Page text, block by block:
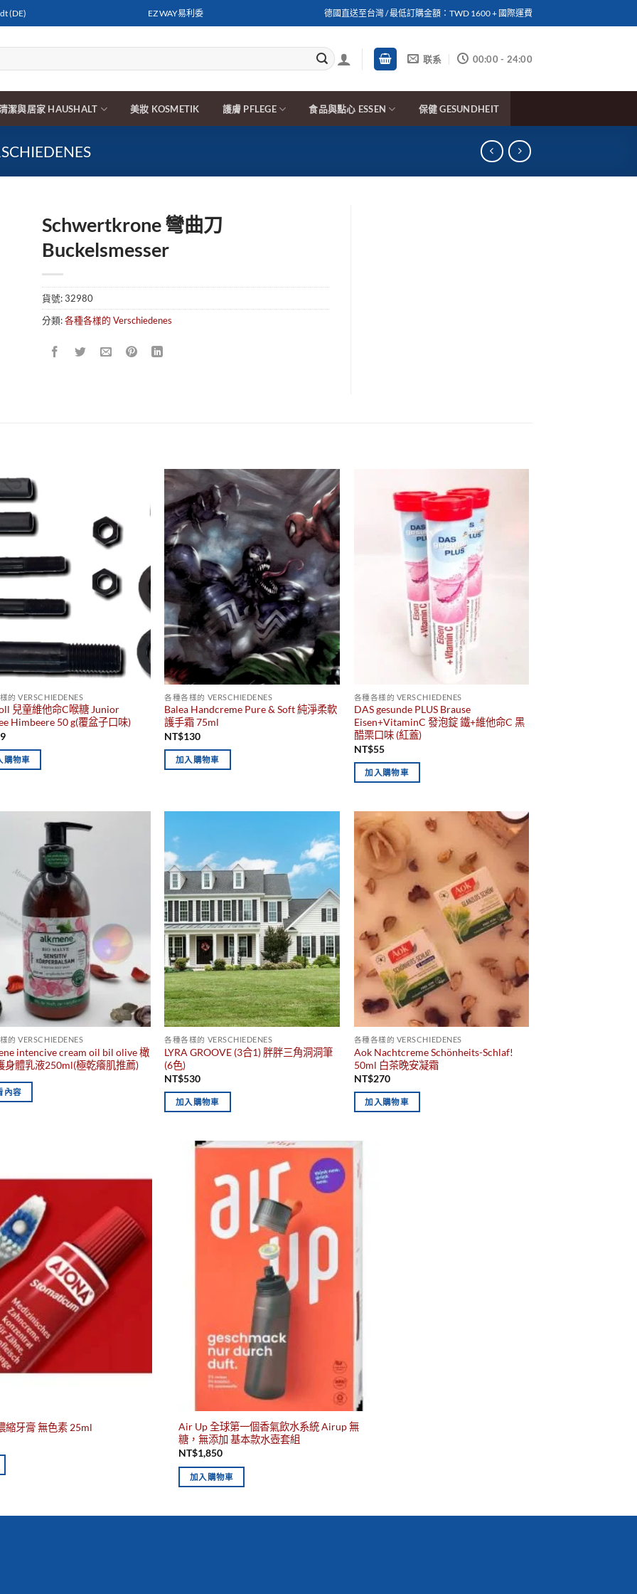
(DE) EZ WAY易利委 德國直送至台灣 / 最低訂購金額：TWD 1600 + 國際運費
联系 00:00 - 24:00
潔與居家 HAUSHALT 美妝 KOSMETIK 護膚 PFLEGE 食品與點心 ESSEN 保健 GESUNDHEIT
Schwertkrone 彎曲刀
Buckelsmesser
貨號:32980
分類:各種各樣的 Verschiedenes
的 VERSCHIEDENES
兒童維他命C喉糖 Junior
Himbeere 50 g(覆盆子口味)
購物車
各種各樣的 VERSCHIEDENES
Balea Handcreme Pure & Soft 純淨柔軟
護手霜 75ml
NT$130
加入購物車
各種各樣的 VERSCHIEDENES
DAS gesunde PLUS Brause
Eisen+VitaminC 發泡錠 鐵+維他命C 黑
醋栗口味 (紅蓋)
NT$55
加入購物車
的 VERSCHIEDENES
intencive cream oil bil olive 橄
身體乳液250ml(極乾癢肌推薦)
內容
各種各樣的 VERSCHIEDENES
LYRA GROOVE (3合1) 胖胖三角洞洞筆
(6色)
NT$530
加入購物車
各種各樣的 VERSCHIEDENES
Aok Nachtcreme Schönheits-Schlaf!
50ml 白茶晚安凝霜
NT$270
加入購物車
縮牙膏 無色素 25ml
Air Up 全球第一個香氣飲水系統 Airup 無
糖，無添加 基本款水壺套組
NT$1,850
加入購物車